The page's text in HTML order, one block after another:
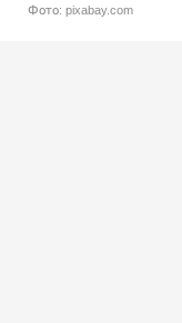
Фото: pixabay.com